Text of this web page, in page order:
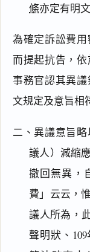
條亦定有明
為確定訴訟費
而提起抗告，
事務官認其異
文規定及意旨相
二、異議意旨
議人）減縮
撤回無異，
費」云云，
議人所為，
聲明狀、